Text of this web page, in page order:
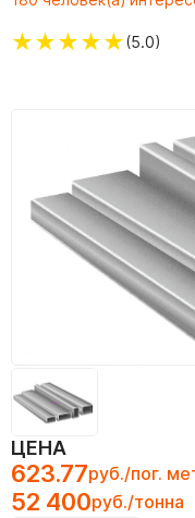
★★★★★(5.0)
ЦЕНА
623.77руб./пог.
52 400руб./тонна